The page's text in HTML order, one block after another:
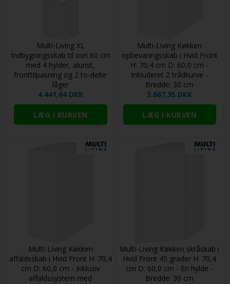
Multi-Living XL
Indbygningsskab til ovn 60 cm
med 4 hylder, alurist,
fronttilpasning og 2 to-delte
låger
4.441,64 DKK
Multi-Living Køkken
opbevaringsskab i Hvid Front
H: 70,4 cm D: 60,0 cm -
Inkluderet 2 trådkurve -
Bredde: 30 cm
3.667,95 DKK
Multi-Living Køkken
affaldsskab i Hvid Front H: 70,4
cm D: 60,0 cm - Inklusiv
affaldssystem med
Multi-Living Køkken skråskab i
Hvid Front 45 grader H: 70,4
cm D: 60,0 cm - En hylde -
Bredde: 30 cm